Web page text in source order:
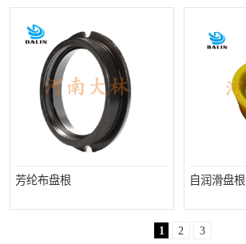
芳纶布盘根 自润滑盘根
1 2 3